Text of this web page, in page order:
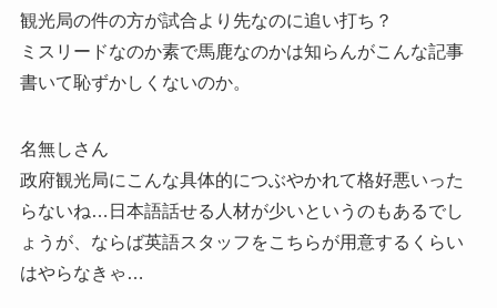
観光局の件の方が試合より先なのに追い打ち？
ミスリードなのか素で馬鹿なのかは知らんがこんな記事
書いて恥ずかしくないのか。
名無しさん
政府観光局にこんな具体的につぶやかれて格好悪いった
らないね…日本語話せる人材が少いというのもあるでし
ょうが、ならば英語スタッフをこちらが用意するくらい
はやらなきゃ…